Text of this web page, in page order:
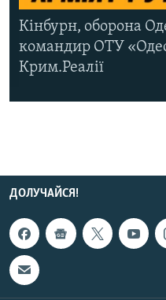
Кінбурн, оборона
командир ОТУ
Крим.Реалії
ДОЛУЧАЙСЯ!